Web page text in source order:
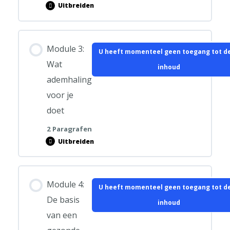
Uitbreiden
Module
Bewust
worden
je
ademhaling0/2 stappen
Bewust worden van je ademhaling
Ademhalingsoefening Gewoon-lekker-niks-doen
Module 3:
Wat
ademhaling
voor je
doet
2 Paragrafen
U heeft momenteel geen toegang tot
inhoud
Uitbreiden
Module
Wat
ademhaling
je
0/2 stappen
Module 4:
De basis
van een
U heeft momenteel geen toegang tot
inhoud